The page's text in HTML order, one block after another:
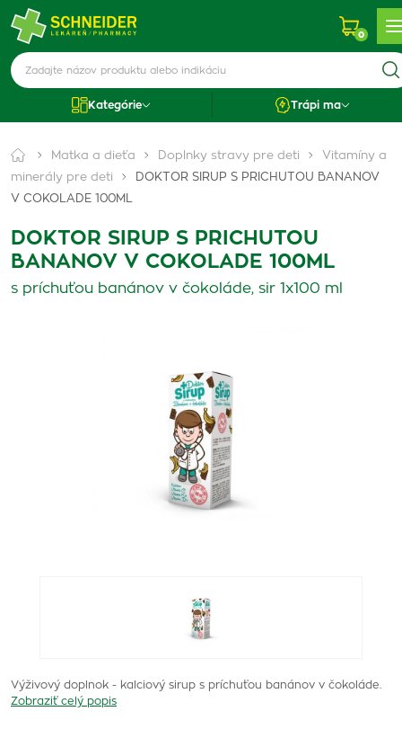
0
Kategórie Trápi ma
Matka a dieťa Doplnky stravy pre deti
Vitamíny a
minerály pre deti
DOKTOR SIRUP S PRICHUTOU BANANOV
V COKOLADE 100ML
DOKTOR SIRUP S PRICHUTOU
BANANOV V COKOLADE 100ML
s príchuťou banánov v čokoláde, sir 1x100 ml
Výživový doplnok - kalciový sirup s príchuťou banánov v čokoláde.
Zobraziť celý popis